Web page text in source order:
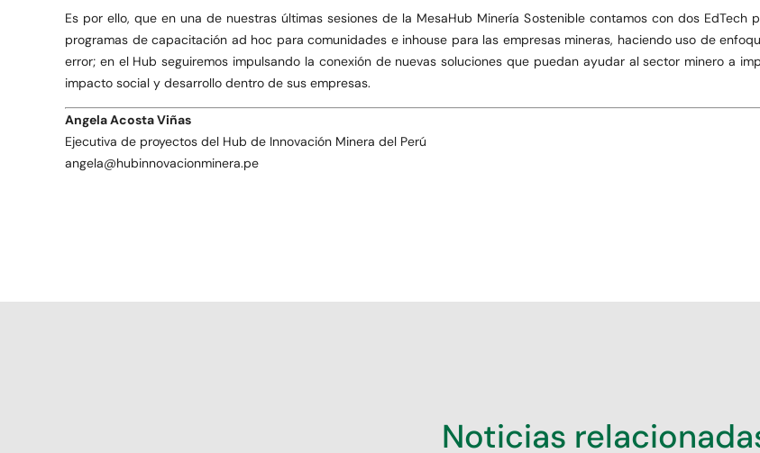
Es por ello, que en una de nuestras últimas sesiones de la MesaHub Minería Sostenible contamos con dos
programas de capacitación ad hoc para comunidades e inhouse para las empresas mineras, haciendo uso de
error; en el Hub seguiremos impulsando la conexión de nuevas soluciones que puedan ayudar al sector minero a
impacto social y desarrollo dentro de sus empresas.
Angela Acosta Viñas
Ejecutiva de proyectos del Hub de Innovación Minera del Perú
angela@hubinnovacionminera.pe
Noticias